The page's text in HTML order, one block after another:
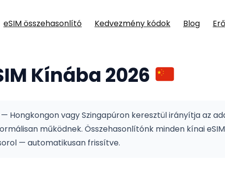
eSIM összehasonlító Kedvezmény kódok Blog
Kínába 2026
Hongkongon vagy Szingapúron keresztül irányítja az
működnek. Összehasonlítónk minden kínai
— automatikusan frissítve.